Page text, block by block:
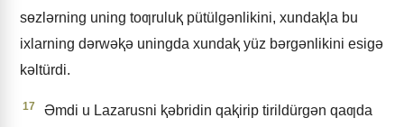
sɵzlǝrning uning toƣruluⱪ pütülgǝnlikini, xundaⱪla bu
ixlarning dǝrwǝⱪǝ uningda xundaⱪ yüz bǝrgǝnlikini esigǝ
kǝltürdi.
17
Əmdi u Lazarusni ⱪǝbridin qaⱪirip tirildürgǝn qaƣda